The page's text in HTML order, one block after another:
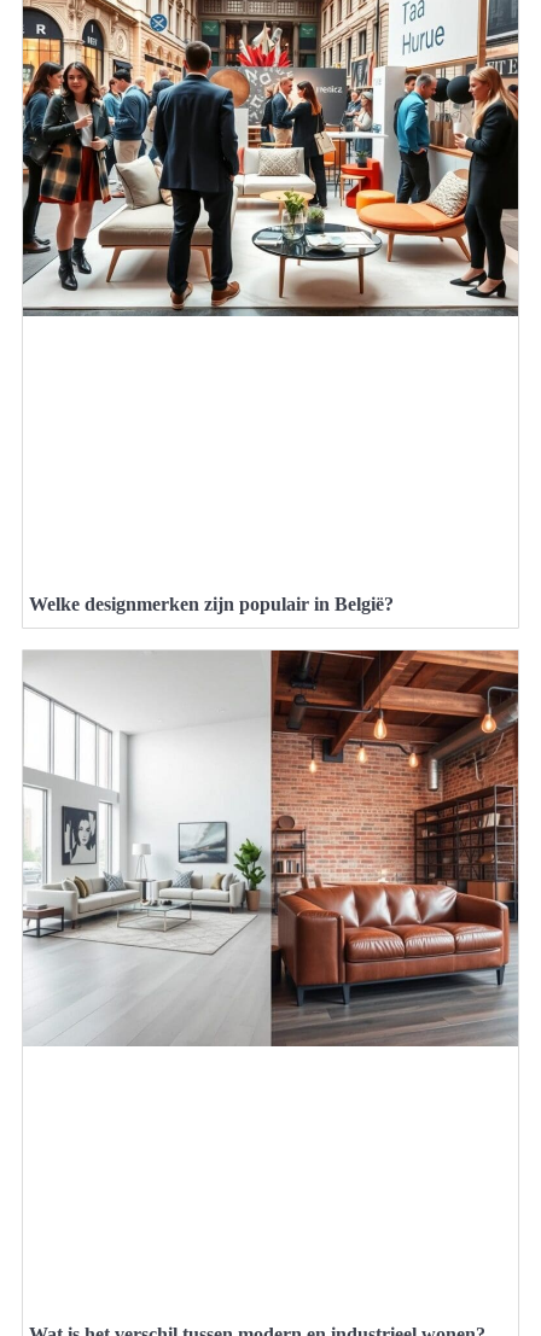
Welke designmerken zijn populair in België?